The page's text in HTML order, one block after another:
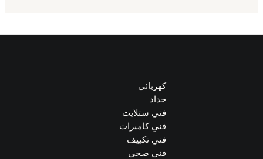
كهربائي
حداد
فني ستلايت
فني كاميرات
فني تكييف
فني صحي